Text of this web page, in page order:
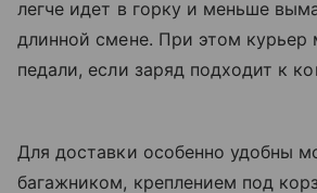
легче идет в горку и меньше
длинной смене. При этом курьер
педали, если заряд подходит к
Для доставки особенно удобны
багажником, креплением под